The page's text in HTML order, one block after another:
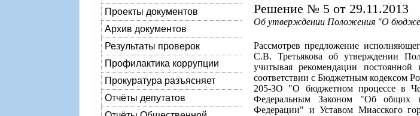
Проекты документов
Архив документов
Результаты проверок
Профилактика коррупции
Прокуратура разъясняет
Отчёты депутатов
Решение № 5 от 29.11.2013
Об утверждении Положения "О
Рассмотрев предложение
С.В. Третьякова об утверждении
учитывая рекомендации
соответствии с Бюджетным кодексом
205-ЗО "О бюджетном процессе в
Федеральным Законом "Об общих
Федерации" и Уставом Миасского